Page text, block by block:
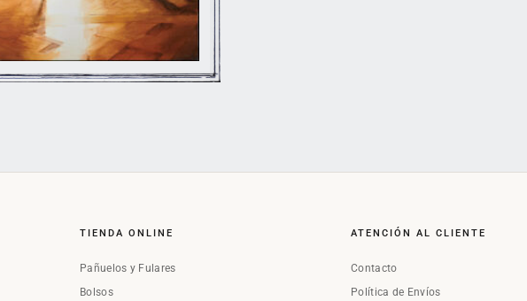
TIENDA ONLINE
Pañuelos y Fulares
Bolsos
ATENCIÓN AL CLIENTE
Contacto
Política de Envíos